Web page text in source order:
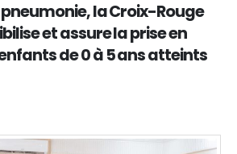
la Croix-Rouge
et assure la prise en
de 0 à 5 ans atteints